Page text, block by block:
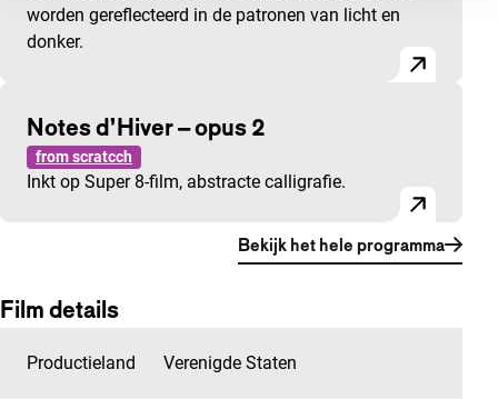
worden gereflecteerd in de patronen van licht en
donker.
Notes d’Hiver – opus 2
from scratcch
Inkt op Super 8-film, abstracte calligrafie.
Bekijk het hele programma
Film details
Productieland Verenigde Staten